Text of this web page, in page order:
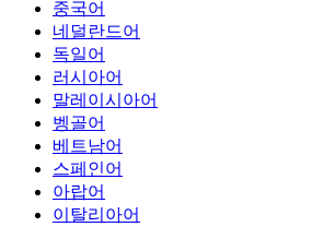
중국어
네덜란드어
독일어
러시아어
말레이시아어
벵골어
베트남어
스페인어
아랍어
이탈리아어